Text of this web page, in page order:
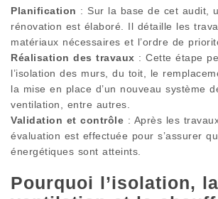
Planification : Sur la base de cet audit,
rénovation est élaboré. Il détaille les
matériaux nécessaires et l’ordre de
Réalisation des travaux : Cette étape
l’isolation des murs, du toit, le
la mise en place d’un nouveau système
ventilation, entre autres.
Validation et contrôle : Après les
évaluation est effectuée pour s’assurer
énergétiques sont atteints.
Pourquoi l’isolation, la